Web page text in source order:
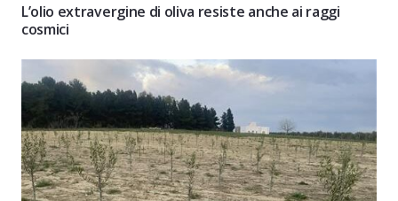
L’olio extravergine di oliva resiste anche ai raggi
cosmici